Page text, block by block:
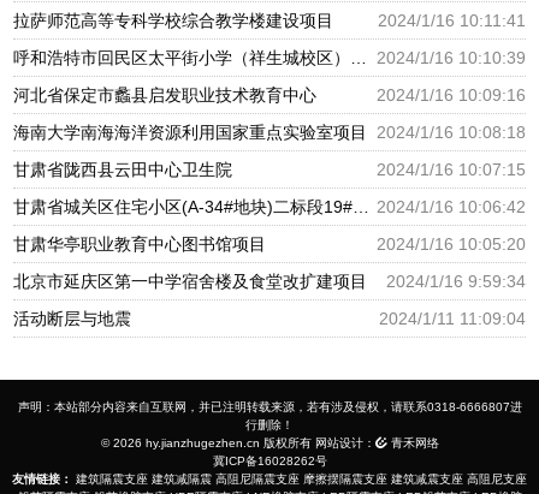
拉萨师范高等专科学校综合教学楼建设项目
2024/1/16 10:11:41
2024/1/16 10:10:39
河北省保定市蠡县启发职业技术教育中心
2024/1/16 10:09:16
海南大学南海海洋资源利用国家重点实验室项目
2024/1/16 10:08:18
甘肃省陇西县云田中心卫生院
2024/1/16 10:07:15
2024/1/16 10:06:42
甘肃华亭职业教育中心图书馆项目
2024/1/16 10:05:20
北京市延庆区第一中学宿舍楼及食堂改扩建项目
2024/1/16 9:59:34
活动断层与地震
2024/1/11 11:09:04
声明：本站部分内容来自互联网，并已注明转载来源，若有涉及侵权，请联系0318-6666807进
行删除！
© 2026 hy.jianzhugezhen.cn 版权所有 网站设计：
青禾网络
冀ICP备16028262号
友情链接：
建筑隔震支座 建筑减隔震 高阻尼隔震支座 摩擦摆隔震支座 建筑减震支座 高阻尼支座